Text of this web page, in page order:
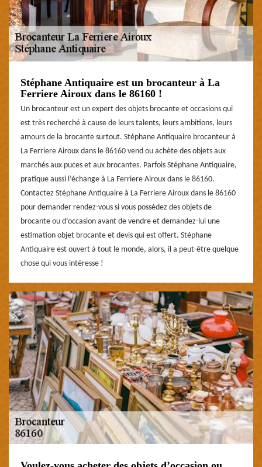
Stéphane Antiquaire est un brocanteur à La
Ferriere Airoux dans le 86160 !
Un brocanteur est un expert des objets brocante et occasions qui
est très recherché à cause de leurs talents, leurs ambitions, leurs
amours de la brocante surtout. Stéphane Antiquaire brocanteur à
La Ferriere Airoux dans le 86160 vend ou achète des objets aux
marchés aux puces et aux brocantes. Parfois Stéphane Antiquaire,
pratique aussi l’échange à La Ferriere Airoux dans le 86160.
Contactez Stéphane Antiquaire à La Ferriere Airoux dans le 86160
pour demander rendez-vous si vous possédez des objets de
brocante ou d’occasion avant de vendre et demandez-lui une
estimation objet brocante et devis qui est offert. Stéphane
Antiquaire est ouvert à tout le monde, alors, il a peut-être quelque
chose qui vous intéresse !